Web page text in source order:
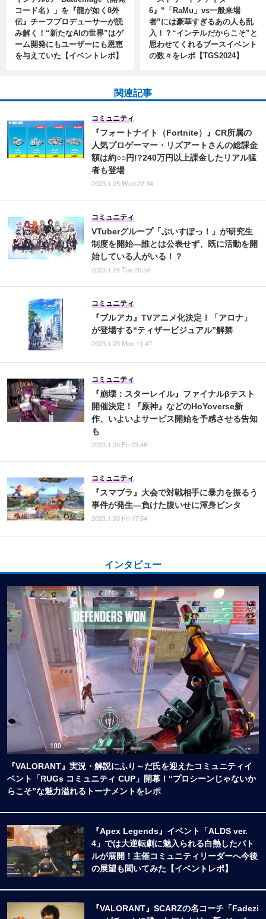
コード名）」を『龍が如く8外
伝』チーフプロデューサーが読
み解く！“新たなAIの世界”はゲ
ーム開発にもユーザーにも恩恵
を与えていた【イベントレポ】
6』“「RaMu」vs一般来場
者”には豪華すぎるあの人も乱
入！？“インテルだからこそ”と
思わせてくれるブースイベント
の数々をレポ【TGS2024】
関連記事
『フォートナイト（Fortnite）』CR所属の
人気プロゲーマー・リズアートさんの総課金
額は約○○円!?240万円以上課金したリアル猛
者も登場
コミュニティ
2023.1.25 Wed 22:34
VTuberグループ「ぶいすぽっ！」が研究生
制度を開始―誰とは公表せず、既に活動を開
始している人がいる！？
コミュニティ
2023.1.24 Tue 20:54
『ブルアカ』TVアニメ化決定！「アロナ」
が登場する“ティザービジュアル”解禁
コミュニティ
2023.1.23 Mon 11:47
『崩壊：スターレイル』ファイナルβテスト
開催決定！『原神』などのHoYoverse新
作、いよいよサービス開始を予感させる告知
も
コミュニティ
2023.1.20 Fri 23:48
『スマブラ』大会で対戦相手に暴力を振るう
事件が発生―負けた腹いせに渾身ビンタ
コミュニティ
2023.1.20 Fri 17:54
インタビュー
『VALORANT』実況・解説にふり～だ氏を迎えたコミュニティイ
ベント「RUGs コミュニティ CUP」開幕！“プロシーンじゃないか
らこそ”な魅力溢れるトーナメントをレポ
『Apex Legends』イベント「ALDS ver.
4」では大逆転劇に魅入られる白熱したバト
ルが展開！主催コミュニティリーダーへ今後
の展望も聞いてみた【イベントレポ】
『VALORANT』SCARZの名コーチ「Fadezi